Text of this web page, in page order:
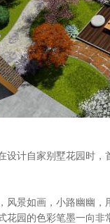
计自家别墅花园时，
景如画，小路幽幽，
花园的色彩笔墨一向